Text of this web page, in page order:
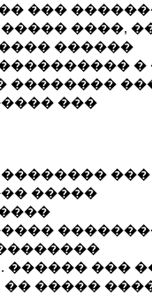
���
����,
������
�
��������
���
���
�����
������ ���
�����